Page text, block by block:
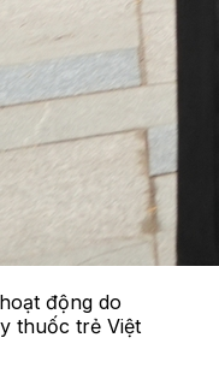
động do
thuốc trẻ Việt